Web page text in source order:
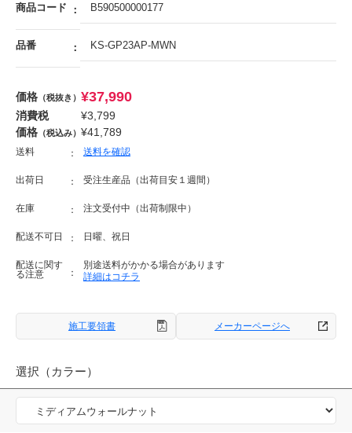
商品コード B590500000177
品番 KS-GP23AP-MWN
価格 （税抜き） ¥37,990
消費税 ¥3,799
価格 （税込み） ¥41,789
送料 送料を確認
出荷日 受注生産品（出荷目安１週間）
在庫 注文受付中（出荷制限中）
配送不可日 日曜、祝日
配送に関す
る注意
別途送料がかかる場合があります
詳細はコチラ
施工要領書 メーカーページへ
選択（カラー）